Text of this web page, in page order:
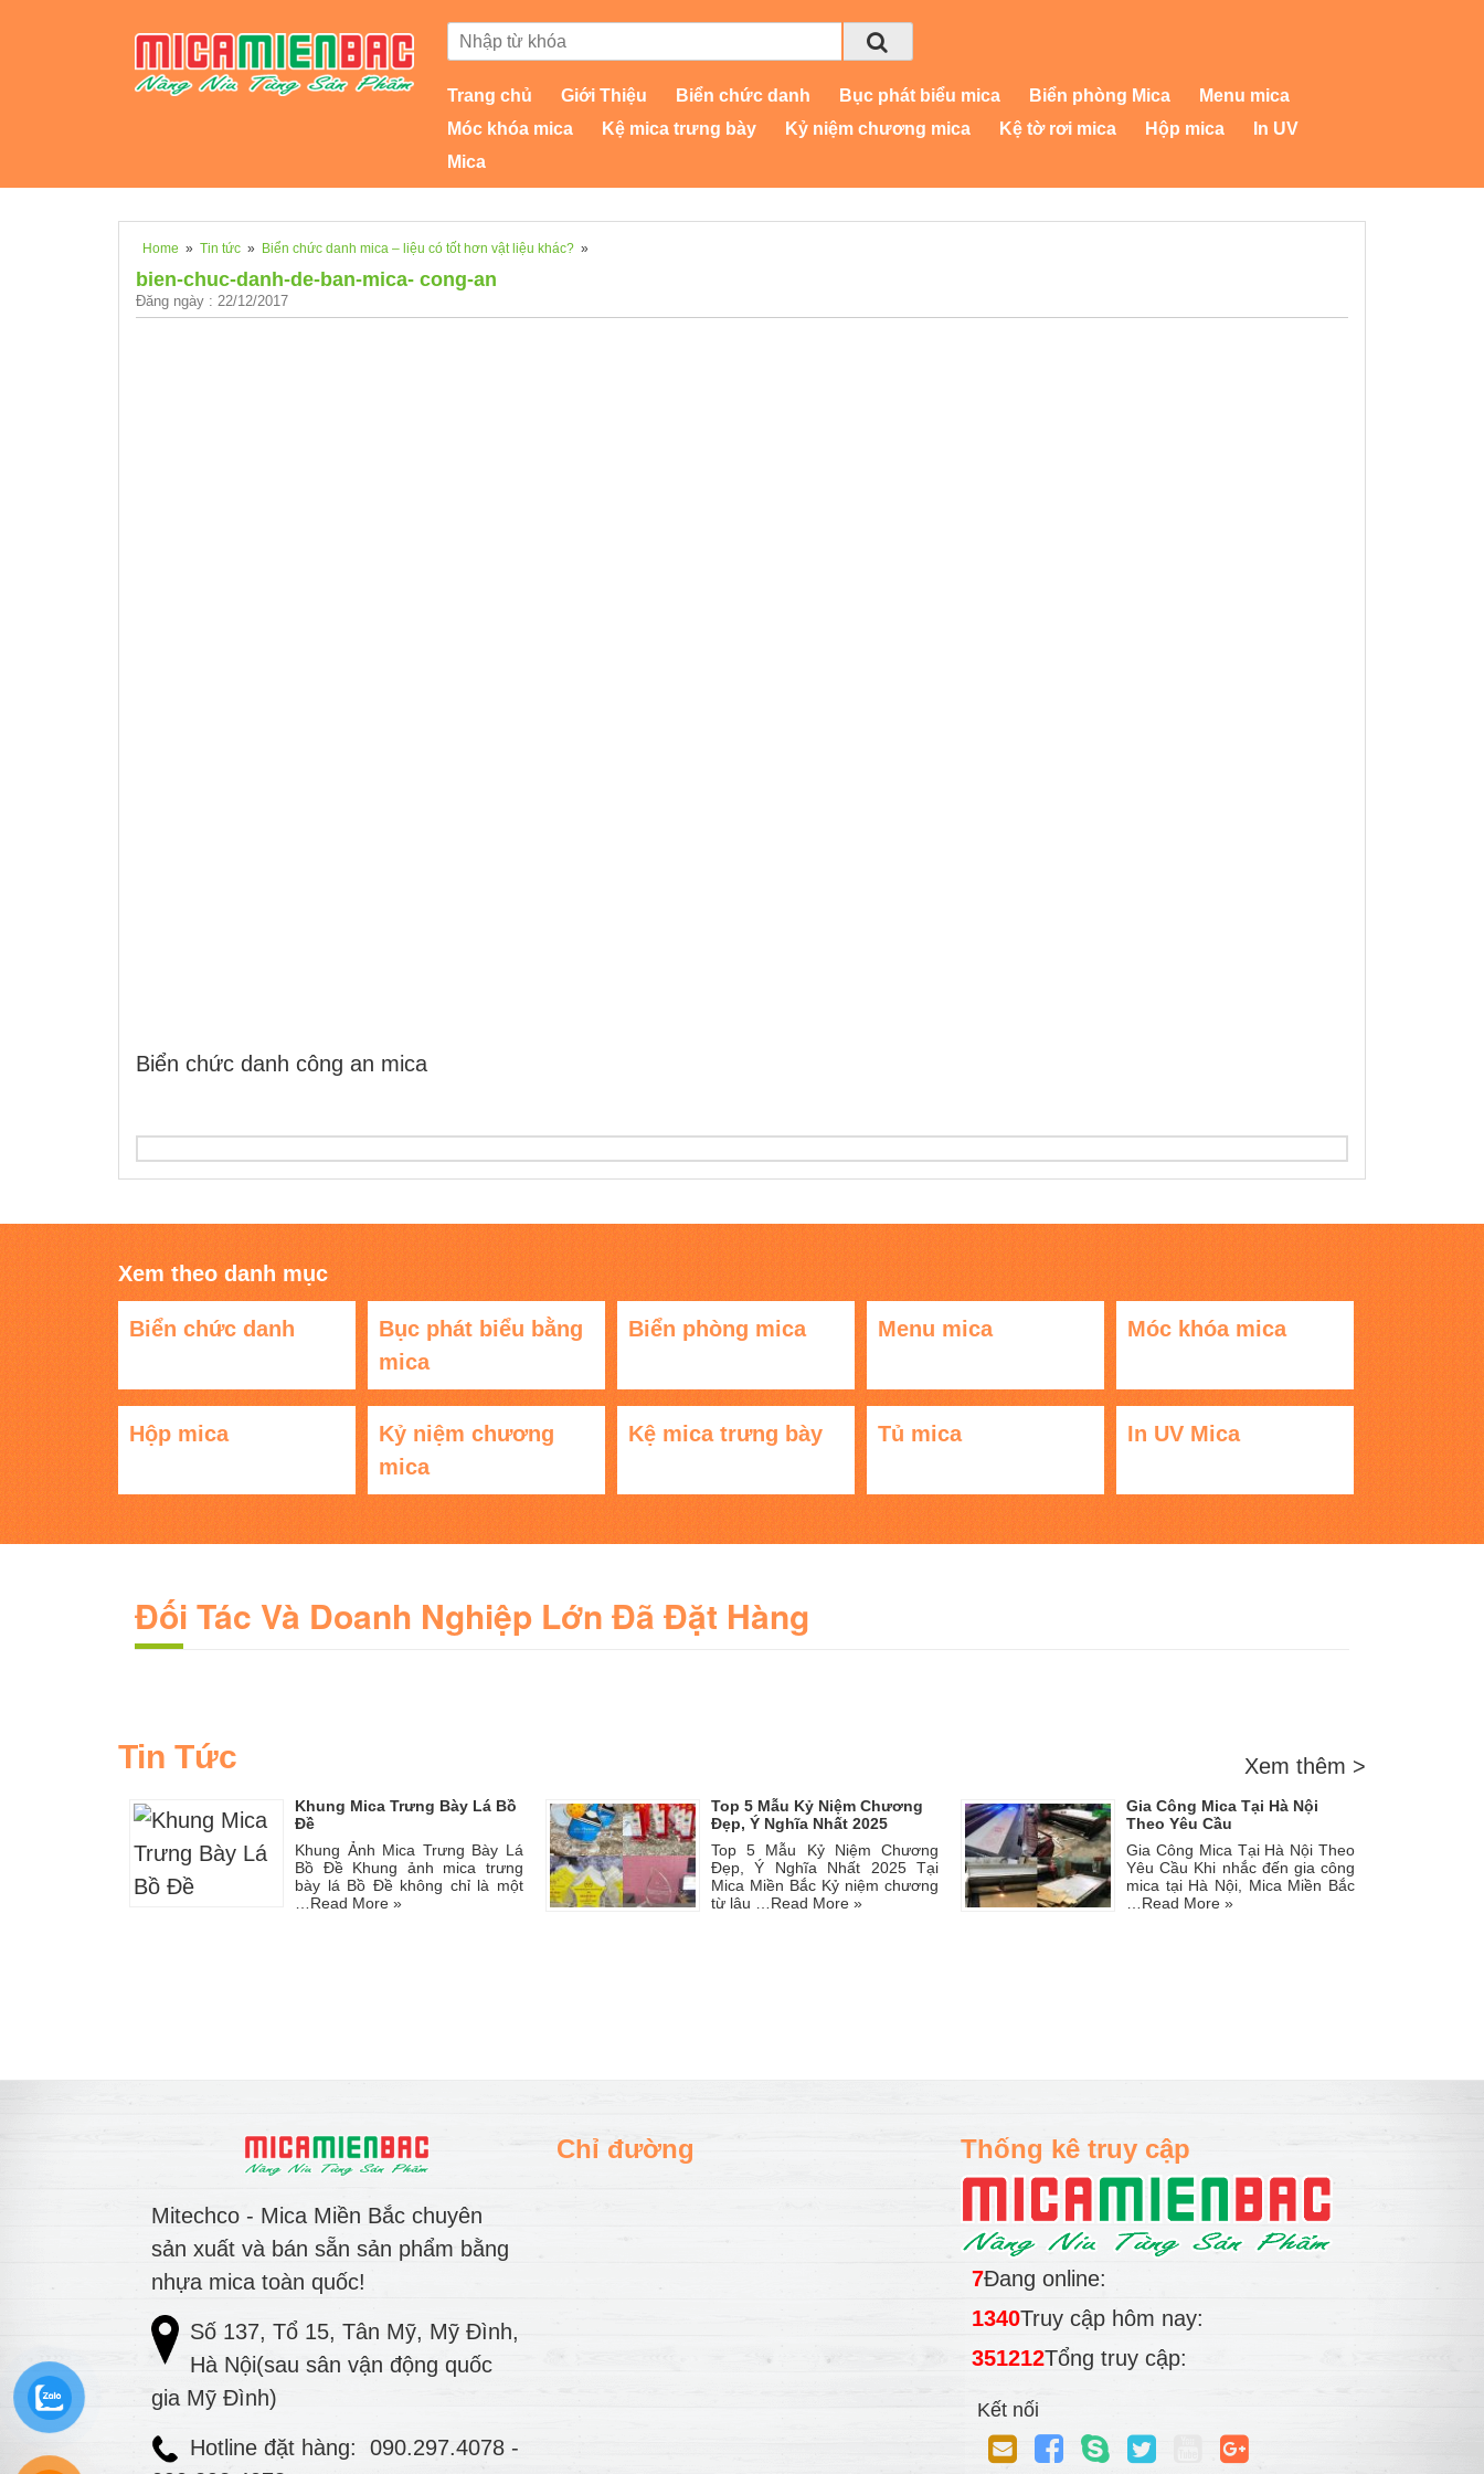
Trang chủ Giới Thiệu Biển chức danh Bục phát biểu mica Biển phòng Mica
Menu mica
Móc khóa mica
Kệ mica trưng bày Kỷ niệm chương mica Kệ tờ rơi mica Hộp mica
In UV
Mica
Home » Tin tức » Biển chức danh mica – liệu có tốt hơn vật liệu khác? »
bien-chuc-danh-de-ban-mica- cong-an
Đăng ngày : 22/12/2017
Biển chức danh công an mica
Xem theo danh mục
Biển chức danh
Bục phát biểu bằng
mica
Biển phòng mica Menu mica Móc khóa mica
Hộp mica
Kỷ niệm chương
mica
Kệ mica trưng bày Tủ mica In UV Mica
Đối Tác Và Doanh Nghiệp Lớn Đã Đặt Hàng
Tin Tức Xem thêm >
Khung Mica Trưng Bày Lá Bồ
Đề
Khung Ảnh Mica Trưng Bày Lá
Bồ Đề Khung ảnh mica trưng
bày lá Bồ Đề không chỉ là một
Read More »
Top 5 Mẫu Kỷ Niệm Chương
Đẹp, Ý Nghĩa Nhất 2025
Top 5 Mẫu Kỷ Niệm Chương
Đẹp, Ý Nghĩa Nhất 2025 Tại
Mica Miền Bắc Kỷ niệm chương
từ lâu … Read More »
Gia Công Mica Tại Hà Nội
Theo Yêu Cầu
Gia Công Mica Tại Hà Nội Theo
Yêu Cầu Khi nhắc đến gia công
mica tại Hà Nội, Mica Miền Bắc
Read More »
Mitechco - Mica Miền Bắc chuyên
sản xuất và bán sẵn sản phẩm bằng
nhựa mica toàn quốc!
Số 137, Tổ 15, Tân Mỹ, Mỹ Đình,
Hà Nội(sau sân vận động quốc
gia Mỹ Đình)
Hotline đặt hàng: 090.297.4078 -
Chỉ đường Thống kê truy cập
7Đang online:
1340Truy cập hôm nay:
351212Tổng truy cập:
Kết nối